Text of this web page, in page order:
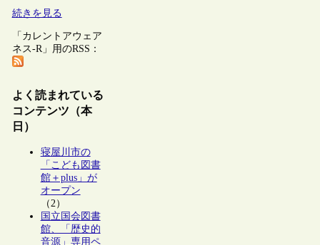
続きを見る
「カレントアウェア
ネス-R」用のRSS：
よく読まれている
コンテンツ（本
日）
寝屋川市の
「こども図書
館＋plus」が
オープン
（2）
国立国会図書
館、「歴史的
音源」専用ペ